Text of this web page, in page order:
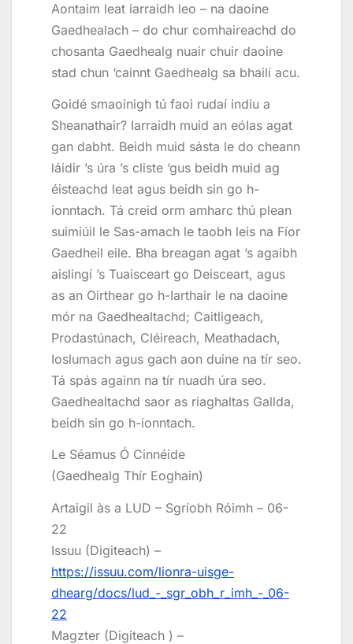
Aontaim leat iarraidh leo – na daoine
Gaedhealach – do chur comhaireachd do
chosanta Gaedhealg nuair chuir daoine
stad chun ‘cainnt Gaedhealg sa bhailí acu.
Goidé smaoinigh tú faoi rudaí indiu a
Sheanathair? Iarraidh muid an eólas agat
gan dabht. Beidh muid sásta le do cheann
láidir ’s úra ’s cliste ‘gus beidh muid ag
éisteachd leat agus beidh sin go h-
ionntach. Tá creid orm amharc thú plean
suimiúil le Sas-amach le taobh leis na Fíor
Gaedheil eile. Bha breagan agat ’s agaibh
aislingí ’s Tuaisceart go Deisceart, agus
as an Oirthear go h-Iarthair le na daoine
mór na Gaedhealtachd; Caitligeach,
Prodastúnach, Cléireach, Meathadach,
Ioslumach agus gach aon duine na tír seo.
Tá spás againn na tír nuadh úra seo.
Gaedhealtachd saor as riaghaltas Gallda,
beidh sin go h-ionntach.
Le Séamus Ó Cinnéide
(Gaedhealg Thír Eoghain)
Artaigil às a LUD – Sgríobh Róimh – 06-
22
Issuu (Digiteach) –
https://issuu.com/lionra-uisge-
dhearg/docs/lud_-_sgr_obh_r_imh_-_06-
22
Magzter (Digiteach ) –